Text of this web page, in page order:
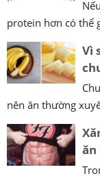
protein hơn có thể
Vì
nên ăn thường
ăn